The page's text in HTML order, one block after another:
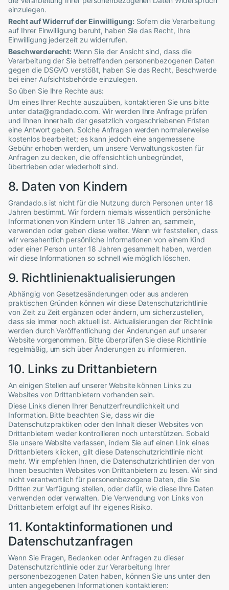
einzulegen.
Recht auf Widerruf der Einwilligung:Sofern die Verarbeitung
auf Ihrer Einwilligung beruht, haben Sie das Recht, Ihre
Einwilligung jederzeit zu widerrufen.
Beschwerderecht: Wenn Sie der Ansicht sind, dass die
Verarbeitung der Sie betreffenden personenbezogenen Daten
gegen die DSGVO verstößt, haben Sie das Recht, Beschwerde
bei einer Aufsichtsbehörde einzulegen.
So üben Sie Ihre Rechte aus:
Um eines Ihrer Rechte auszuüben, kontaktieren Sie uns bitte
unter data@grandado.com. Wir werden Ihre Anfrage prüfen
und Ihnen innerhalb der gesetzlich vorgeschriebenen Fristen
eine Antwort geben. Solche Anfragen werden normalerweise
kostenlos bearbeitet; es kann jedoch eine angemessene
Gebühr erhoben werden, um unsere Verwaltungskosten für
Anfragen zu decken, die offensichtlich unbegründet,
übertrieben oder wiederholt sind.
8. Daten von Kindern
Grandado.s ist nicht für die Nutzung durch Personen unter 18
Jahren bestimmt. Wir fordern niemals wissentlich persönliche
Informationen von Kindern unter 18 Jahren an, sammeln,
verwenden oder geben diese weiter. Wenn wir feststellen, dass
wir versehentlich persönliche Informationen von einem Kind
oder einer Person unter 18 Jahren gesammelt haben, werden
wir diese Informationen so schnell wie möglich löschen.
9. Richtlinienaktualisierungen
Abhängig von Gesetzesänderungen oder aus anderen
praktischen Gründen können wir diese Datenschutzrichtlinie
von Zeit zu Zeit ergänzen oder ändern, um sicherzustellen,
dass sie immer noch aktuell ist. Aktualisierungen der Richtlinie
werden durch Veröffentlichung der Änderungen auf unserer
Website vorgenommen. Bitte überprüfen Sie diese Richtlinie
regelmäßig, um sich über Änderungen zu informieren.
10. Links zu Drittanbietern
An einigen Stellen auf unserer Website können Links zu
Websites von Drittanbietern vorhanden sein.
Diese Links dienen Ihrer Benutzerfreundlichkeit und
Information. Bitte beachten Sie, dass wir die
Datenschutzpraktiken oder den Inhalt dieser Websites von
Drittanbietern weder kontrollieren noch unterstützen. Sobald
Sie unsere Website verlassen, indem Sie auf einen Link eines
Drittanbieters klicken, gilt diese Datenschutzrichtlinie nicht
mehr. Wir empfehlen Ihnen, die Datenschutzrichtlinien der von
Ihnen besuchten Websites von Drittanbietern zu lesen. Wir sind
nicht verantwortlich für personenbezogene Daten, die Sie
Dritten zur Verfügung stellen, oder dafür, wie diese Ihre Daten
verwenden oder verwalten. Die Verwendung von Links von
Drittanbietern erfolgt auf Ihr eigenes Risiko.
11. Kontaktinformationen und
Datenschutzanfragen
Wenn Sie Fragen, Bedenken oder Anfragen zu dieser
Datenschutzrichtlinie oder zur Verarbeitung Ihrer
personenbezogenen Daten haben, können Sie uns unter den
unten angegebenen Informationen kontaktieren: